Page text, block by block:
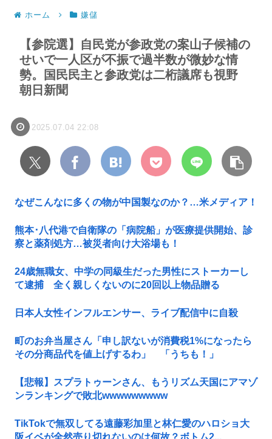
ホーム 嫌儲
【参院選】自民党が参政党の案山子候補の
せいで一人区が不振で過半数が微妙な情
勢。国民民主と参政党は二桁議席も視野
朝日新聞
2025.07.04 22:08
なぜこんなに多くの物が中国製なのか？…米メディア！
熊本･八代港で自衛隊の「病院船」が医療提供開始、診
察と薬剤処方…被災者向け大浴場も！
24歳無職女、中学の同級生だった男性にストーカーし
て逮捕 全く親しくないのに20回以上物品贈る
日本人女性インフルエンサー、ライブ配信中に自殺
町のお弁当屋さん「申し訳ないが消費税1%になったら
その分商品代を値上げするわ」 「うちも！」
【悲報】スプラトゥーンさん、もうリズム天国にアマゾ
ンランキングで敗北wwwwwwwww
TikTokで無双してる遠藤彩加里と林仁愛のハロショ大